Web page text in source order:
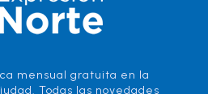
mensual gratuita en la
Todas las novedades